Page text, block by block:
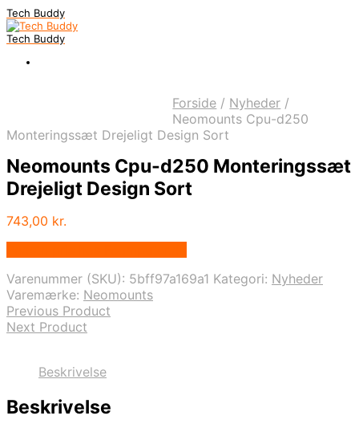
Tech Buddy
Tech Buddy
Forside / Nyheder /
Neomounts Cpu-d250
Monteringssæt Drejeligt Design Sort
Neomounts Cpu-d250 Monteringssæt
Drejeligt Design Sort
743,00 kr.
Varenummer (SKU): 5bff97a169a1 Kategori: Nyheder
Varemærke: Neomounts
Previous Product
Next Product
Beskrivelse
Beskrivelse